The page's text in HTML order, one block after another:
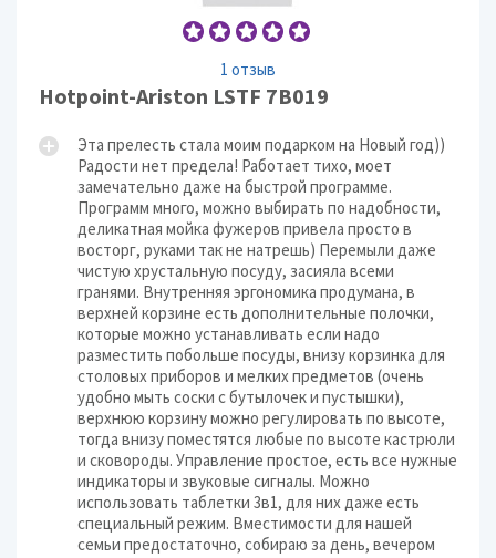
1 отзыв
Hotpoint-Ariston LSTF 7B019
Эта прелесть стала моим подарком на Новый год))
Радости нет предела! Работает тихо, моет
замечательно даже на быстрой программе.
Программ много, можно выбирать по надобности,
деликатная мойка фужеров привела просто в
восторг, руками так не натрешь) Перемыли даже
чистую хрустальную посуду, засияла всеми
гранями. Внутренняя эргономика продумана, в
верхней корзине есть дополнительные полочки,
которые можно устанавливать если надо
разместить побольше посуды, внизу корзинка для
столовых приборов и мелких предметов (очень
удобно мыть соски с бутылочек и пустышки),
верхнюю корзину можно регулировать по высоте,
тогда внизу поместятся любые по высоте кастрюли
и сковороды. Управление простое, есть все нужные
индикаторы и звуковые сигналы. Можно
использовать таблетки 3в1, для них даже есть
специальный режим. Вместимости для нашей
семьи предостаточно, собираю за день, вечером